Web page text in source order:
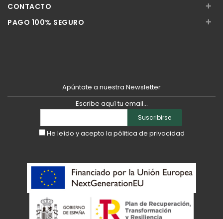
CONTACTO +
PAGO 100% SEGURO +
Apúntate a nuestra Newsletter
Escribe aquí tu email...
Suscribirse
He leído y acepto la pólitica de privacidad